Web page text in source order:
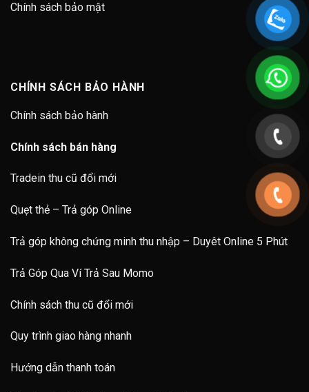
Chính sách bảo mật
CHÍNH SÁCH BẢO HÀNH
Chính sách bảo hành
Chính sách bán hàng
Tradein thu cũ đổi mới
Quẹt thẻ – Trả góp Online
Trả góp không chứng minh thu nhập – Duyêt Online 5 Phút
Trả Góp Qua Ví Trả Sau Momo
Chính sách thu cũ đổi mới
Quy trình giao hàng nhanh
Hướng dẫn thanh toán